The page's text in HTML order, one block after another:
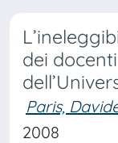
dei
Paris,
2008